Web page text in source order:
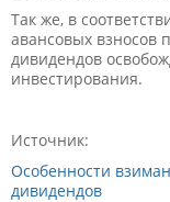
Так же, в
авансовых взносов
дивидендов
инвестирования.
Источник:
Особенности
дивидендов